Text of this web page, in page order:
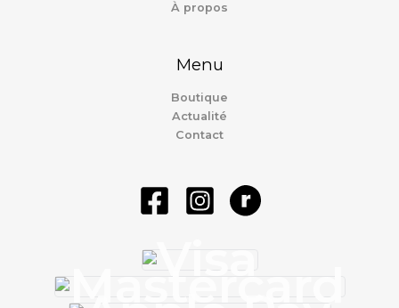
À propos
Menu
Boutique
Actualité
Contact